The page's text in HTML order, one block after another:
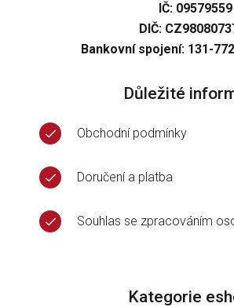
IČ: 09579559
DIČ:
Bankovní spojení: 131-
Důležité
Obchodní podmínky
Doručení a platba
Souhlas se zpracováním
Kategorie